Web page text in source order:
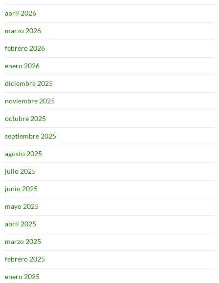
abril 2026
marzo 2026
febrero 2026
enero 2026
diciembre 2025
noviembre 2025
octubre 2025
septiembre 2025
agosto 2025
julio 2025
junio 2025
mayo 2025
abril 2025
marzo 2025
febrero 2025
enero 2025